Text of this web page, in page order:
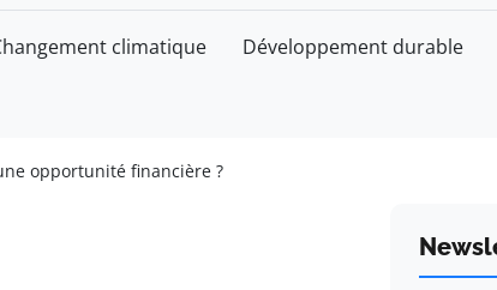
climatique Développement durable
opportunité financière ?